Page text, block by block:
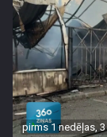
pirms 1 nedēļas,